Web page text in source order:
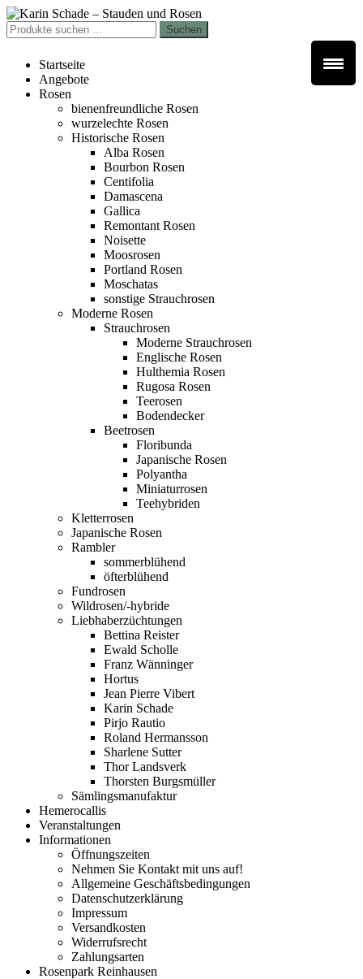
Zur
Navigation
springen
Zum
Inhalt
springen
Suchen
nach:
Suchen
Startseite
Angebote
Rosen
bienenfreundliche Rosen
wurzelechte Rosen
Historische Rosen
Alba Rosen
Bourbon Rosen
Centifolia
Damascena
Gallica
Remontant Rosen
Noisette
Moosrosen
Portland Rosen
Moschatas
sonstige Strauchrosen
Moderne Rosen
Strauchrosen
Moderne Strauchrosen
Englische Rosen
Hulthemia Rosen
Rugosa Rosen
Teerosen
Bodendecker
Beetrosen
Floribunda
Japanische Rosen
Polyantha
Miniaturrosen
Teehybriden
Kletterrosen
Japanische Rosen
Rambler
sommerblühend
öfterblühend
Fundrosen
Wildrosen/-hybride
Liebhaberzüchtungen
Bettina Reister
Ewald Scholle
Franz Wänninger
Hortus
Jean Pierre Vibert
Karin Schade
Pirjo Rautio
Roland Hermansson
Sharlene Sutter
Thor Landsverk
Thorsten Burgsmüller
Sämlingsmanufaktur
Hemerocallis
Veranstaltungen
Informationen
Öffnungszeiten
Nehmen Sie Kontakt mit uns auf!
Allgemeine Geschäftsbedingungen
Datenschutzerklärung
Impressum
Versandkosten
Widerrufsrecht
Zahlungsarten
Rosenpark Reinhausen